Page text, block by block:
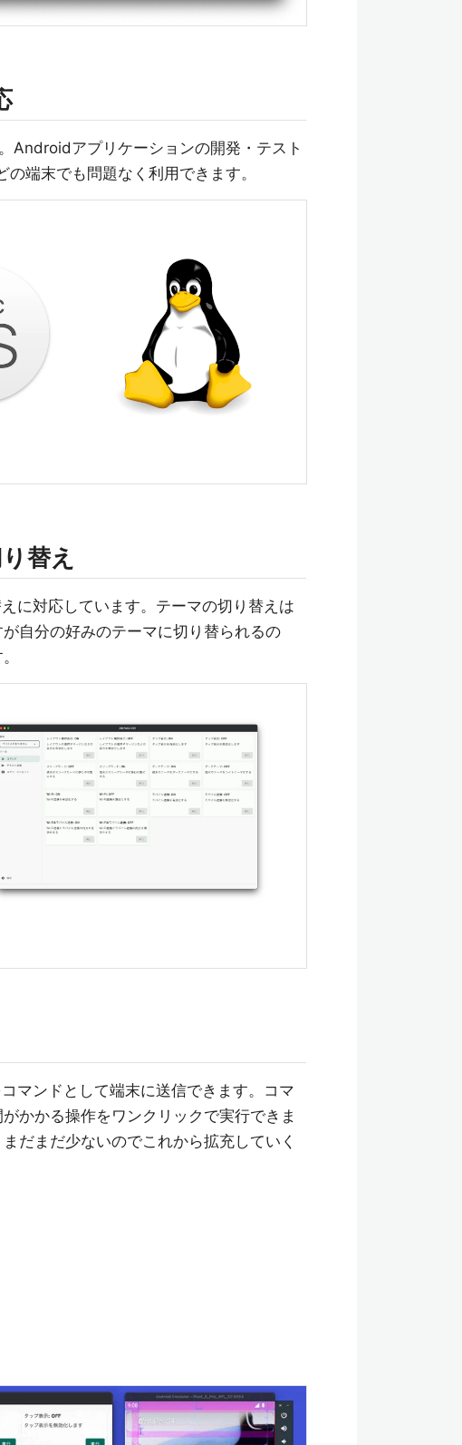
アプリケーションの開発・テスト
端末でも問題なく利用できます。
替え
に対応しています。テーマの切り替えは
自分の好みのテーマに切り替られるの
マンドとして端末に送信できます。コマ
かかる操作をワンクリックで実行できま
だまだ少ないのでこれから拡充していく